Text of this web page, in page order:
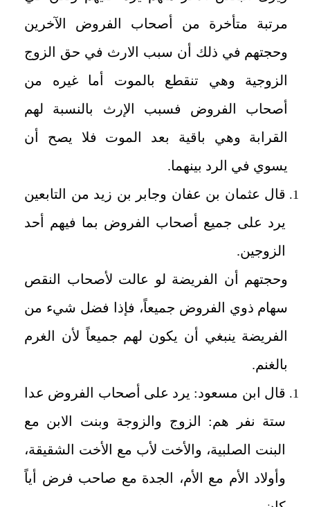
مرتبة متأخرة من أصحاب الفروض الآخرين
وحجتهم في ذلك أن سبب الارث في حق الزوج
الزوجية وهي تنقطع بالموت أما غيره من
أصحاب الفروض فسبب الإرث بالنسبة لهم
القرابة وهي باقية بعد الموت فلا يصح أن
يسوي في الرد بينهما.
قال عثمان بن عفان وجابر بن زيد من التابعين
يرد على جميع أصحاب الفروض بما فيهم أحد
الزوجين.
وحجتهم أن الفريضة لو عالت لأصحاب النقص
سهام ذوي الفروض جميعاً، فإذا فضل شيء من
الفريضة ينبغي أن يكون لهم جميعاً لأن الغرم
بالغنم.
قال ابن مسعود: يرد على أصحاب الفروض عدا
ستة نفر هم: الزوج والزوجة وبنت الابن مع
البنت الصلبية، والأخت لأب مع الأخت الشقيقة،
وأولاد الأم مع الأم، الجدة مع صاحب فرض أياً